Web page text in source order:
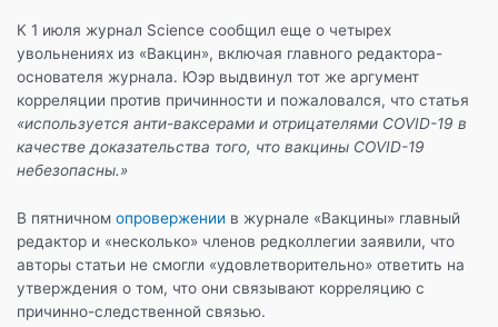
К 1 июля журнал Science сообщил еще о четырех
увольнениях из «Вакцин», включая главного редактора-
основателя журнала. Юэр выдвинул тот же аргумент
корреляции против причинности и пожаловался, что статья
«используется анти-ваксерами и отрицателями COVID-19 в
качестве доказательства того, что вакцины COVID-19
небезопасны.»
В пятничном опровержении в журнале «Вакцины» главный
редактор и «несколько» членов редколлегии заявили, что
авторы статьи не смогли «удовлетворительно» ответить на
утверждения о том, что они связывают корреляцию с
причинно-следственной связью.